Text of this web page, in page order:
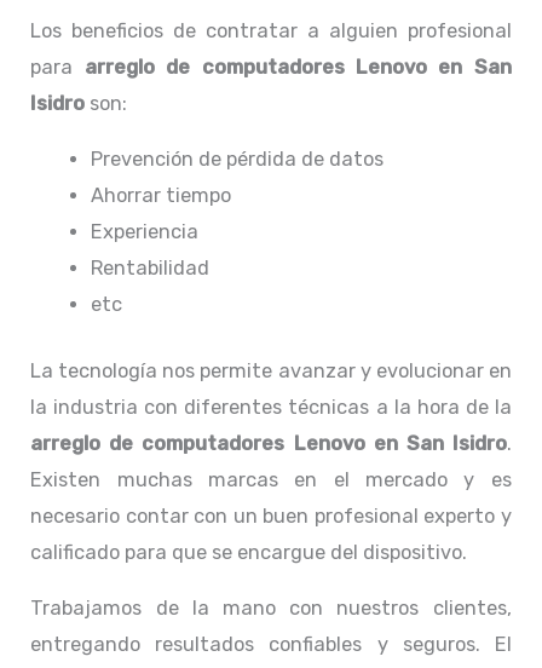
Los beneficios de contratar a alguien profesional
para arreglo de computadoresLenovo en San
Isidro son:
Prevención de pérdida de datos
Ahorrar tiempo
Experiencia
Rentabilidad
etc
La tecnología nos permite avanzar y evolucionar en
la industria con diferentes técnicas a la hora de la
arreglo de computadores Lenovoen San Isidro.
Existen muchas marcas en el mercado y es
necesario contar con un buen profesional experto y
calificado para que se encargue del dispositivo.
Trabajamos de la mano con nuestros clientes,
entregando resultados confiables y seguros. El